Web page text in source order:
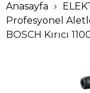
Anasayfa
Profesyonel
BOSCH Kırıcı